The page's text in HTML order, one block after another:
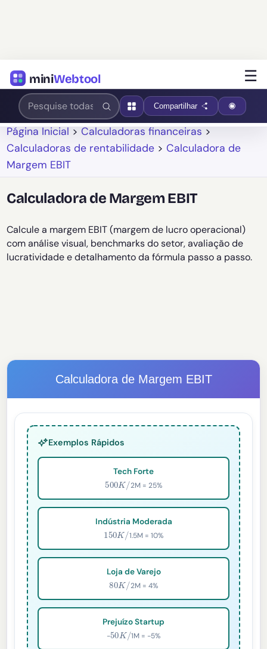
miniWebtool ☰
Compartilhar
Página Inicial >Calculadoras financeiras >
Calculadoras de rentabilidade >Calculadora de
Margem EBIT
Calculadora de Margem EBIT
Calcule a margem EBIT (margem de lucro operacional)
com análise visual, benchmarks do setor, avaliação de
lucratividade e detalhamento da fórmula passo a passo.
Calculadora de Margem EBIT
Exemplos Rápidos
Tech Forte
500K /2M = 25%
Indústria Moderada
150 K/ 1.5M = 10%
Loja de Varejo
80K /2M = 4%
Prejuízo Startup
-50K/1M = -5%